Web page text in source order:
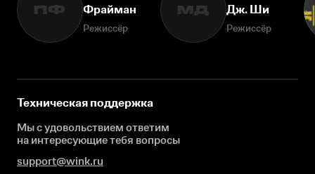
ПФ
Фрайман
Режиссёр
МД
Дж. Ши
Режиссёр
Техническая поддержка
Мы с удовольствием ответим
на интересующиетебя вопросы
support@wink.ru